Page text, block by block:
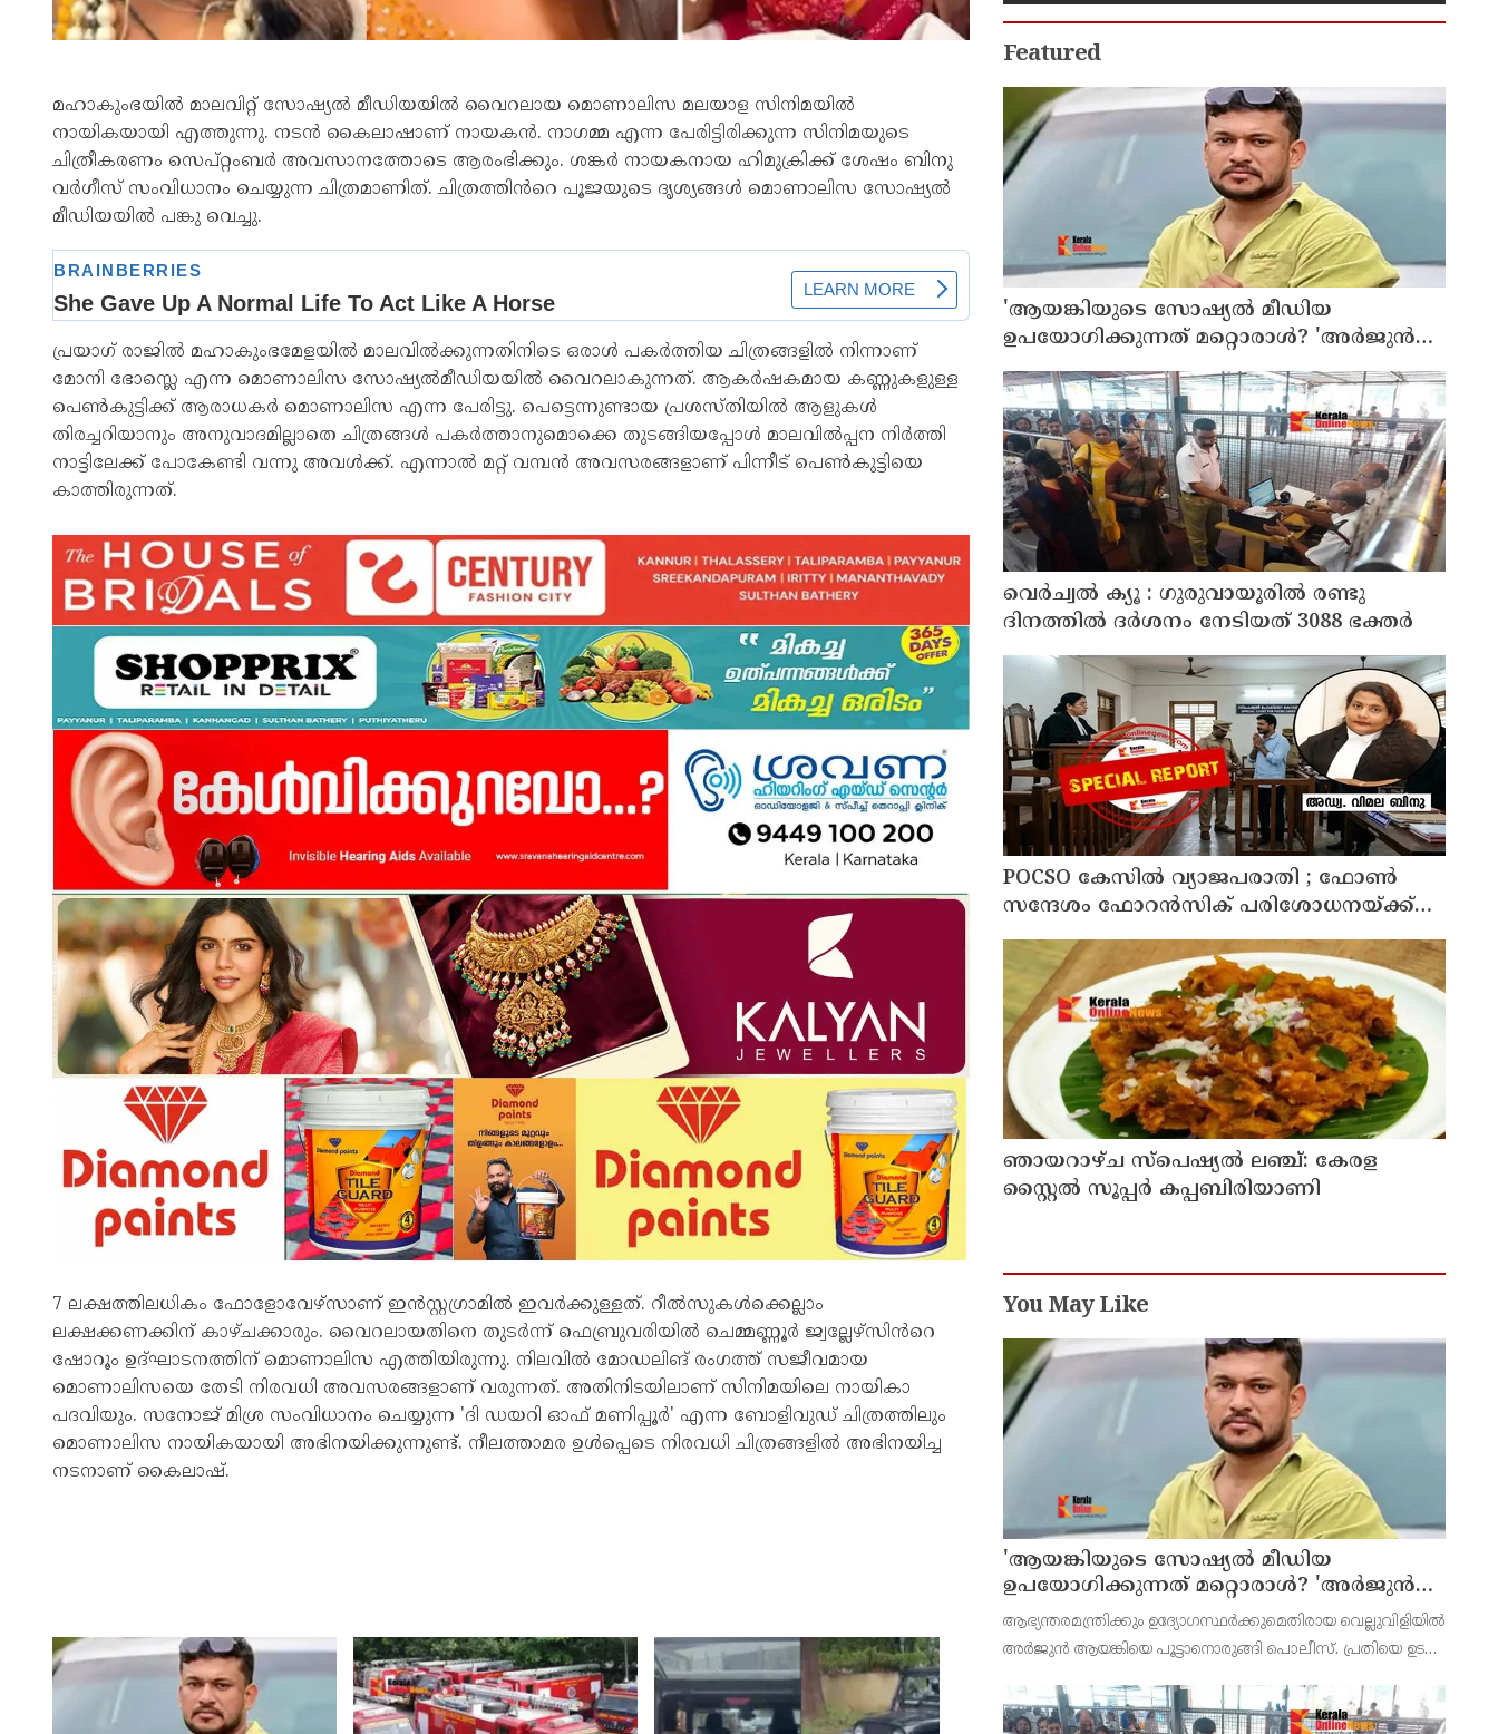
മഹാകുംഭയിൽ മാലവിറ്റ് സോഷ്യൽ മീഡിയയിൽ വൈറലായ മൊണാലിസ മലയാള സിനിമയിൽ
നായികയായി എത്തുന്നു. നടൻ കൈലാഷാണ് നായകൻ. നാഗമ്മ എന്ന പേരിട്ടിരിക്കുന്ന സിനിമയുടെ
ചിത്രീകരണം സെപ്റ്റംബർ അവസാനത്തോടെ ആരംഭിക്കും. ശങ്കർ നായകനായ ഹിമുക്രിക്ക് ശേഷം ബിനു
വർഗീസ് സംവിധാനം ചെയ്യുന്ന ചിത്രമാണിത്. ചിത്രത്തിൻറെ പൂജയുടെ ദൃശ്യങ്ങൾ മൊണാലിസ സോഷ്യൽ
മീഡിയയിൽ പങ്കു വെച്ചു.
പ്രയാഗ് രാജിൽ മഹാകുംഭമേളയിൽ മാലവിൽക്കുന്നതിനിടെ ഒരാൾ പകർത്തിയ ചിത്രങ്ങളിൽ നിന്നാണ്
മോനി ഭോസ്ലെ എന്ന മൊണാലിസ സോഷ്യൽമീഡിയയിൽ വൈറലാകുന്നത്. ആകർഷകമായ കണ്ണുകളുള്ള
പെൺകുട്ടിക്ക് ആരാധകർ മൊണാലിസ എന്ന പേരിട്ടു. പെട്ടെന്നുണ്ടായ പ്രശസ്തിയിൽ ആളുകൾ
തിരച്ചറിയാനും അനുവാദമില്ലാതെ ചിത്രങ്ങൾ പകർത്താനുമൊക്കെ തുടങ്ങിയപ്പോൾ മാലവിൽപ്പന നിർത്തി
നാട്ടിലേക്ക് പോകേണ്ടി വന്നു അവൾക്ക്. എന്നാൽ മറ്റ് വമ്പൻ അവസരങ്ങളാണ് പിന്നീട് പെൺകുട്ടിയെ
കാത്തിരുന്നത്.
7 ലക്ഷത്തിലധികം ഫോളോവേഴ്സാണ് ഇൻസ്റ്റഗ്രാമിൽ ഇവർക്കുള്ളത്. റീൽസുകൾക്കെല്ലാം
ലക്ഷക്കണക്കിന് കാഴ്ചക്കാരും. വൈറലായതിനെ തുടർന്ന് ഫെബ്രുവരിയിൽ ചെമ്മണ്ണൂർ ജ്വല്ലേഴ്സിൻറെ
ഷോറൂം ഉദ്ഘാടനത്തിന് മൊണാലിസ എത്തിയിരുന്നു. നിലവിൽ മോഡലിങ് രംഗത്ത് സജീവമായ
മൊണാലിസയെ തേടി നിരവധി അവസരങ്ങളാണ് വരുന്നത്. അതിനിടയിലാണ് സിനിമയിലെ നായികാ
പദവിയും. സനോജ് മിശ്ര സംവിധാനം ചെയ്യുന്ന 'ദി ഡയറി ഓഫ് മണിപ്പൂർ' എന്ന ബോളിവുഡ് ചിത്രത്തിലും
മൊണാലിസ നായികയായി അഭിനയിക്കുന്നുണ്ട്. നീലത്താമര ഉൾപ്പെടെ നിരവധി ചിത്രങ്ങളിൽ അഭിനയിച്ച
നടനാണ് കൈലാഷ്.
64.21 കോടി രൂപ കൂടി അനുവദിച്ചു
Featured
'ആയങ്കിയുടെ സോഷ്യൽ മീഡിയ
ഉപയോഗിക്കുന്നത് മറ്റൊരാൾ? 'അർജുൻ
ആയങ്കിയെ പൂട്ടാനൊരുങ്ങി പൊലീസ്';
കൊച്ചിയിൽ വ്യാപക പരിശോധന
വെർച്വൽ ക്യൂ : ഗുരുവായൂരിൽ രണ്ടു
ദിനത്തിൽ ദർശനം നേടിയത് 3088 ഭക്തർ
POCSO കേസിൽ വ്യാജപരാതി ; ഫോൺ
സന്ദേശം ഫോറൻസിക് പരിശോധനയ്ക്ക്
ഹൈക്കോടതി നിർദേശം; പ്രതിയെ
വെറുതെവിട്ട് ആലുവ ഫാസ്റ്റ് ട്രാക്ക് കോടതി
ഞായറാഴ്ച സ്പെഷ്യൽ ലഞ്ച്: കേരള
സ്റ്റൈൽ സൂപ്പർ കപ്പബിരിയാണി
You May Like
'ആയങ്കിയുടെ സോഷ്യൽ മീഡിയ
ഉപയോഗിക്കുന്നത് മറ്റൊരാൾ? 'അർജുൻ
ആയങ്കിയെ പൂട്ടാനൊരുങ്ങി പൊലീസ്';
കൊച്ചിയിൽ വ്യാപക പരിശോധന
ആഭ്യന്തരമന്ത്രിക്കും ഉദ്യോഗസ്ഥർക്കുമെതിരായ വെല്ലുവിളിയിൽ
അർജുൻ ആയങ്കിയെ പൂട്ടാനൊരുങ്ങി പൊലീസ്. പ്രതിയെ ഉടൻ
നൽകി.അര്‍ജുന്‍ ആയങ്കിക്കെതിരെ നിലവി